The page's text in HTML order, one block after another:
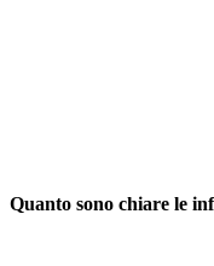
Quanto sono chiare le